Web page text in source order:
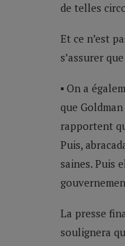
de telles
Et ce n’est
s’assurer
▪ On a
que
rapportent
Puis,
saines. Puis
La presse
soulignera